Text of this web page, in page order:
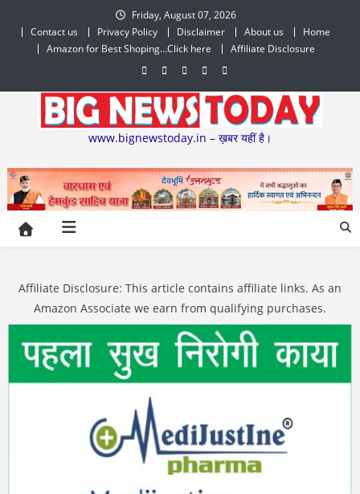
content
Friday, August 07, 2026
Contact us
Privacy Policy Disclaimer About us
Home
Amazon for Best Shoping…Click here
Affiliate Disclosure
www.bignewstoday.in – ख़बर यहीं है।
Affiliate Disclosure: This article contains affiliate links. As an
Amazon Associate we earn from qualifying purchases.